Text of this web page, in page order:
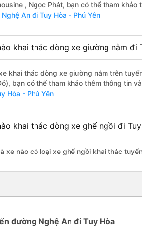
, Ngọc Phát, bạn có thể tham
Nghệ An đi Tuy Hòa - Phú Yên
khai thác dòng xe giường nằm đi
khai thác dòng xe giường nằm trên
bạn có thể tham khảo thêm thông tin
Hòa - Phú Yên
khai thác dòng xe ghế ngồi đi
xe nào có loại xe ghế ngồi khai thác
đường Nghệ An đi Tuy Hòa